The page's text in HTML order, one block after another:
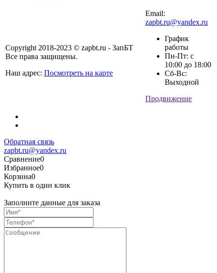
Copyright 2018-2023 © zapbt.ru - ЗапБТ
Все права защищены.
Наш адрес: Посмотреть на карте
Email:
zapbt.ru@yandex.ru
График
работы
Пн-Пт: с
10:00 до 18:00
Сб-Вс:
Выходной
Продвижение
Обратная связь
zapbt.ru@yandex.ru
Сравнение0
Избранное0
Корзина0
Купить в один клик
Заполните данные для заказа